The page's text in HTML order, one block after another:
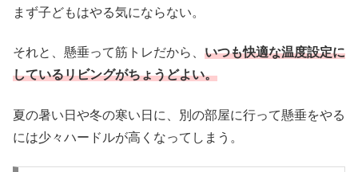
まず子どもはやる気にならない。
それと、懸垂って筋トレだから、 いつも快適な温度設定に
しているリビングがちょうどよい。
夏の暑い日や冬の寒い日に、別の部屋に行って懸垂をやる
には少々ハードルが高くなってしまう。